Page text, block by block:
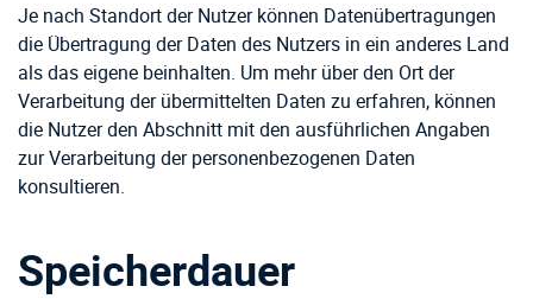
Je nach Standort der Nutzer können Datenübertragungen
die Übertragung der Daten des Nutzers in ein anderes Land
als das eigene beinhalten. Um mehr über den Ort der
Verarbeitung der übermittelten Daten zu erfahren, können
die Nutzer den Abschnitt mit den ausführlichen Angaben
zur Verarbeitung der personenbezogenen Daten
konsultieren.
Speicherdauer